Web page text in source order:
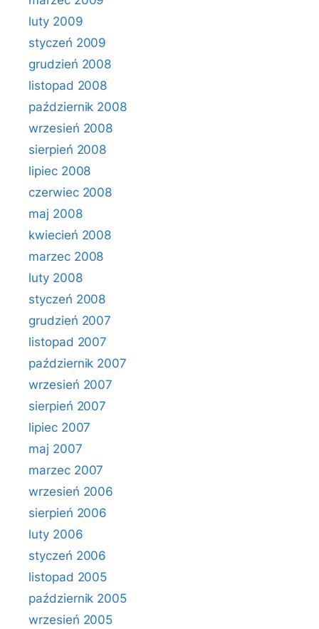
luty 2009
styczeń 2009
grudzień 2008
listopad 2008
październik 2008
wrzesień 2008
sierpień 2008
lipiec 2008
czerwiec 2008
maj 2008
kwiecień 2008
marzec 2008
luty 2008
styczeń 2008
grudzień 2007
listopad 2007
październik 2007
wrzesień 2007
sierpień 2007
lipiec 2007
maj 2007
marzec 2007
wrzesień 2006
sierpień 2006
luty 2006
styczeń 2006
listopad 2005
październik 2005
wrzesień 2005